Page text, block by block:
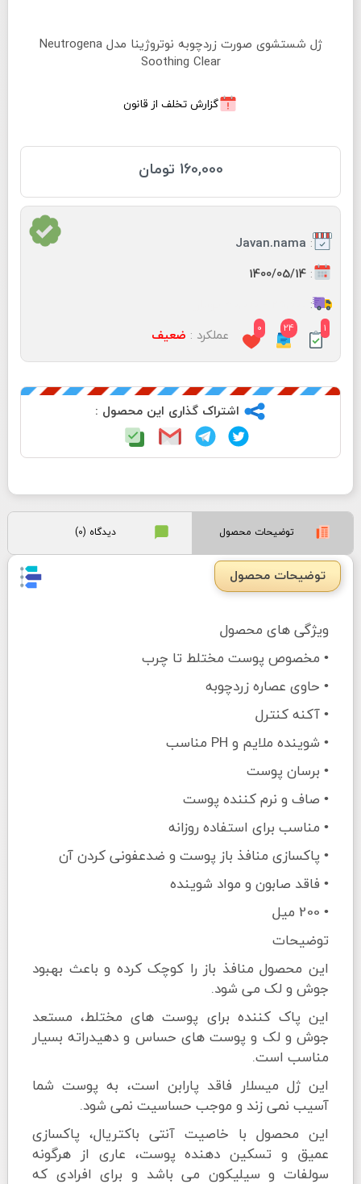
ژل شستشوی صورت زردچوبه نوتروژینا مدل Neutrogena
Soothing Clear
گزارش تخلف از قانون
160,000 تومان
:
Javan.nama
:
1400/05/14
:
1
24
0 عملکرد : ضعیف
اشتراک گذاری این محصول :
توضیحات محصول دیدگاه (0)
توضیحات محصول
ویژگی های محصول
• مخصوص پوست مختلط تا چرب
• حاوی عصاره زردچوبه
• آکنه کنترل
• شوینده ملایم و PH مناسب
• برسان پوست
• صاف و نرم کننده پوست
• مناسب برای استفاده روزانه
• پاکسازی منافذ باز پوست و ضدعفونی کردن آن
• فاقد صابون و مواد شوینده
• 200 میل
توضیحات
این محصول منافذ باز را کوچک کرده و باعث بهبود
جوش و لک می شود.
این پاک کننده برای پوست های مختلط، مستعد
جوش و لک و پوست های حساس و دهیدراته بسیار
مناسب است.
این ژل میسلار فاقد پارابن است، به پوست شما
آسیب نمی زند و موجب حساسیت نمی شود.
این محصول با خاصیت آنتی باکتریال، پاکسازی
عمیق و تسکین دهنده پوست، عاری از هرگونه
سولفات و سیلیکون می باشد و برای افرادی که